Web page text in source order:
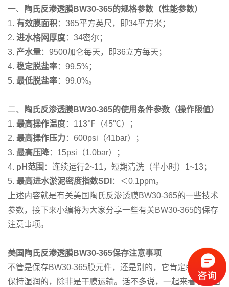
一、
陶氏反渗透膜BW30-365的规格参数（性能参数）
1. 有效膜面积：365平方英尺，即34平方米；
2. 进水格网厚度：34密尔；
3. 产水量：9500加仑每天，即36立方每天；
4. 稳定脱盐率：99.5%；
5. 最低脱盐率：99.0%。
二、
陶氏反渗透膜BW30-365的使用条件参数（操作限值）
1. 最高操作温度：113℉（45℃）；
2. 最高操作压力 ：600psi（41bar）；
3. 最高压降：15psi（1.0bar）；
4. pH范围 ：连续运行2~11，短期清洗（半小时）1~13；
5. 最高进水淤泥密度指数SDI ：＜0.1ppm。
上述内容就是有关美国陶氏反渗透膜BW30-365的一些技术
参数，接下来小编将为大家分享一些有关BW30-365的保存
注意事项。
美国陶氏反渗透膜BW30-365保存注意事项
不管是保存BW30-365膜元件，还是别的，它肯定就是需要
保持湿润的，除非是干膜运输。话不多说，一起来看看美国